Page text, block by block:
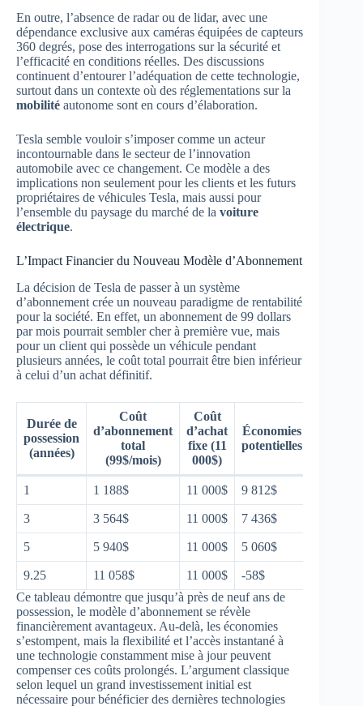
En outre, l’absence de radar ou de lidar, avec une
dépendance exclusive aux caméras équipées de capteurs
360 degrés, pose des interrogations sur la sécurité et
l’efficacité en conditions réelles. Des discussions
continuent d’entourer l’adéquation de cette technologie,
surtout dans un contexte où des réglementations sur la
mobilité autonome sont en cours d’élaboration.
Tesla semble vouloir s’imposer comme un acteur
incontournable dans le secteur de l’innovation
automobile avec ce changement. Ce modèle a des
implications non seulement pour les clients et les futurs
propriétaires de véhicules Tesla, mais aussi pour
l’ensemble du paysage du marché de la voiture
électrique.
L’Impact Financier du Nouveau Modèle d’Abonnement
La décision de Tesla de passer à un système
d’abonnement crée un nouveau paradigme de rentabilité
pour la société. En effet, un abonnement de 99 dollars
par mois pourrait sembler cher à première vue, mais
pour un client qui possède un véhicule pendant
plusieurs années, le coût total pourrait être bien inférieur
à celui d’un achat définitif.
Durée de
possession
(années)
Coût
d’abonnement
total
(99$/mois)
Coût
d’achat
fixe (11
000$)
Économies
potentielles
1 1 188$ 11 000$ 9 812$
3 3 564$ 11 000$ 7 436$
5 5 940$ 11 000$ 5 060$
9.25 11 058$ 11 000$
-58$
Ce tableau démontre que jusqu’à près de neuf ans de
possession, le modèle d’abonnement se révèle
financièrement avantageux. Au-delà, les économies
s’estompent, mais la flexibilité et l’accès instantané à
une technologie constamment mise à jour peuvent
compenser ces coûts prolongés. L’argument classique
selon lequel un grand investissement initial est
nécessaire pour bénéficier des dernières technologies